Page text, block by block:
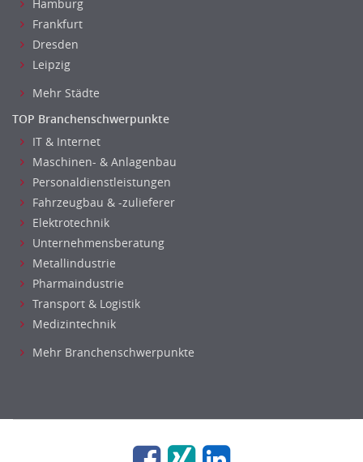
Hamburg
Frankfurt
Dresden
Leipzig
Mehr Städte
TOP Branchenschwerpunkte
IT & Internet
Maschinen- & Anlagenbau
Personaldienstleistungen
Fahrzeugbau & -zulieferer
Elektrotechnik
Unternehmensberatung
Metallindustrie
Pharmaindustrie
Transport & Logistik
Medizintechnik
Mehr Branchenschwerpunkte